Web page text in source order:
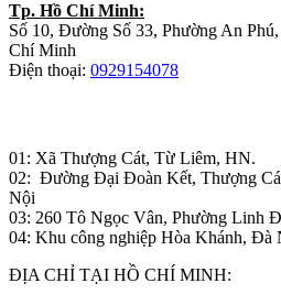
Tp. Hồ Chí Minh:
Số 10, Đường Số 33, Phường An
Chí Minh
Điện thoại: 0929154078
01: Xã Thượng Cát, Từ Liêm, HN.
02: Đường Đại Đoàn Kết, Thượng
Nội
03: 260 Tô Ngọc Vân, Phường Linh
04: Khu công nghiệp Hòa Khánh, Đà
ĐỊA CHỈ TẠI HỒ CHÍ MINH: